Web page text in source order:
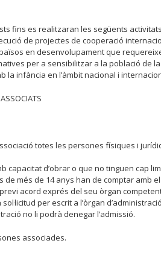
fins es realitzaran les següents
de projectes de cooperació
en desenvolupament que
per a sensibilitzar a la població de
la infància en l’àmbit nacional i
totes les persones físiques i
capacitat d’obrar o que no tinguen cap
de més de 14 anys han de comptar
acord exprés del seu òrgan
per escrit a l’òrgan
no li podrà denegar l’admissió.
associades.